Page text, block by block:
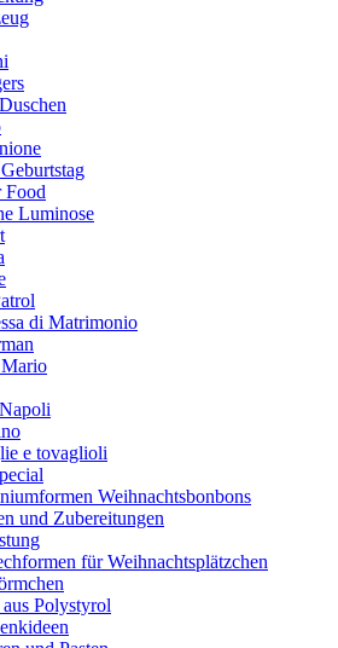
Food
Luminose
di Matrimonio
e tovaglioli
Weihnachtsbonbons
und Zubereitungen
für Weihnachtsplätzchen
aus Polystyrol